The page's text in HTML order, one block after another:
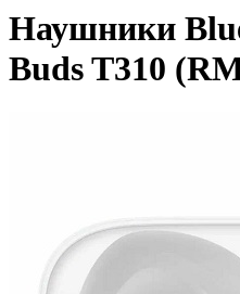
Наушники
Buds T310